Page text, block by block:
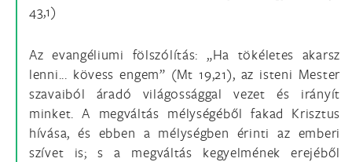
43,1)
Az evangéliumi fölszólítás: „Ha tökéletes akarsz
lenni... kövess engem” (Mt 19,21), az isteni Mester
szavaiból áradó világossággal vezet és irányít
minket. A megváltás mélységéből fakad Krisztus
hívása, és ebben a mélységben érinti az emberi
szívet is; s a megváltás kegyelmének erejéből